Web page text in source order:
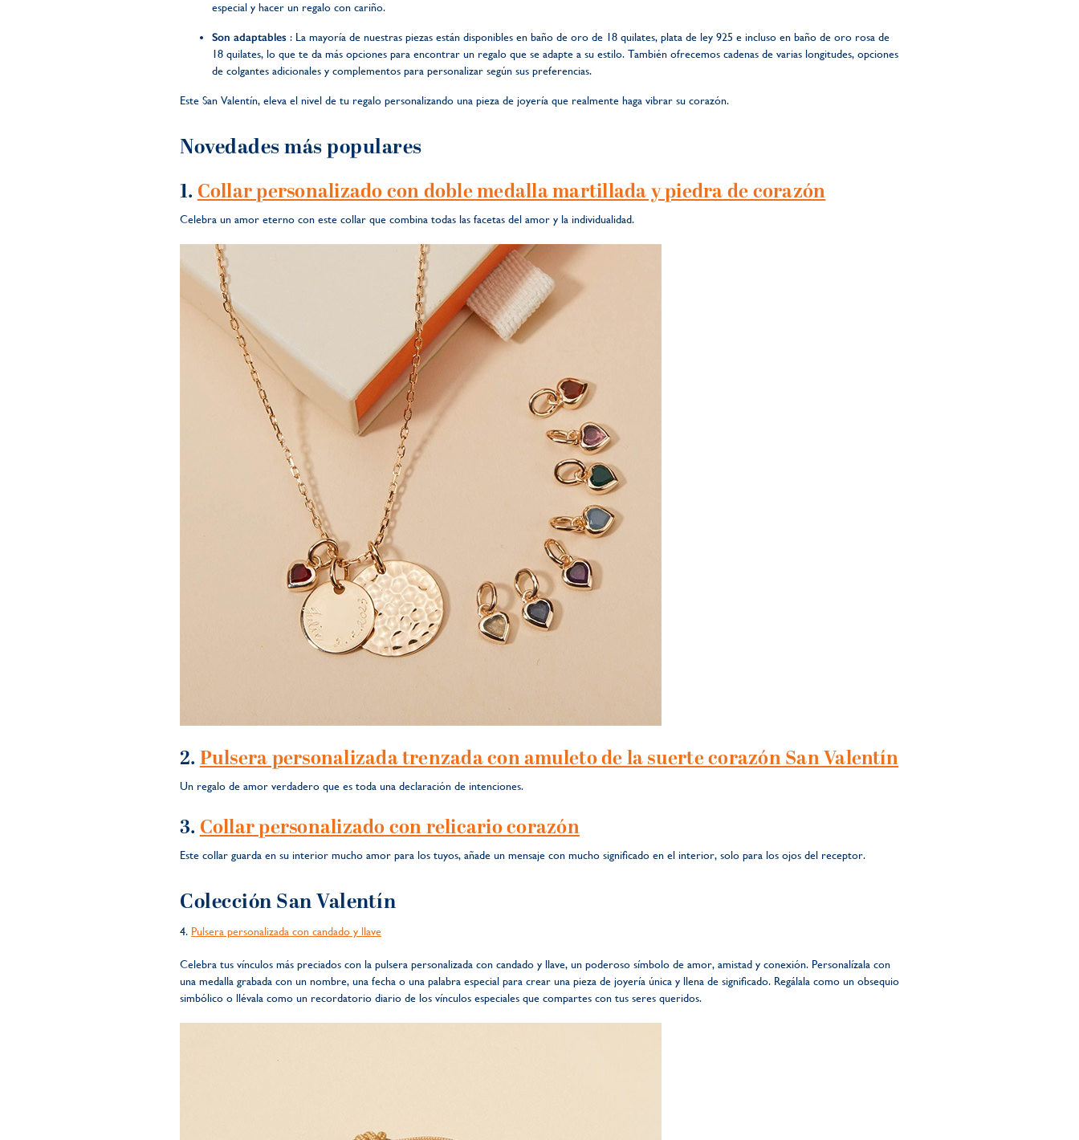
especial y hacer un regalo con cariño.
Son adaptables : La mayoría de nuestras piezas están disponibles en baño de oro de 18 quilates, plata de ley 925 e incluso en baño de oro rosa de
18 quilates, lo que te da más opciones para encontrar un regalo que se adapte a su estilo. También ofrecemos cadenas de varias longitudes, opciones
de colgantes adicionales y complementos para personalizar según sus preferencias.
Este San Valentín, eleva el nivel de tu regalo personalizando una pieza de joyería que realmente haga vibrar su corazón.
Novedades más populares
1.Collar personalizado con doble medalla martillada y piedra de corazón
Celebra un amor eterno con este collar que combina todas las facetas del amor y la individualidad.
2.Pulsera personalizada trenzada con amuleto de la suerte corazón San Valentín
Un regalo de amor verdadero que es toda una declaración de intenciones.
3.Collar personalizado con relicario corazón
Este collar guarda en su interior mucho amor para los tuyos, añade un mensaje con mucho significado en el interior, solo para los ojos del receptor.
Colección San Valentín
4. Pulsera personalizada con candado y llave
Celebra tus vínculos más preciados con la pulsera personalizada con candado y llave, un poderoso símbolo de amor, amistad y conexión. Personalízala con
una medalla grabada con un nombre, una fecha o una palabra especial para crear una pieza de joyería única y llena de significado. Regálala como un obsequio
simbólico o llévala como un recordatorio diario de los vínculos especiales que compartes con tus seres queridos.